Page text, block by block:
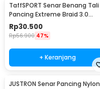
TaffSPORT Senar Benang Tali
Pancing Extreme Braid 3.0
300M - FM-PEL
Rp30.500
Rp56.900 47%
+ Keranjang
JUSTRON Senar Pancing Nylon